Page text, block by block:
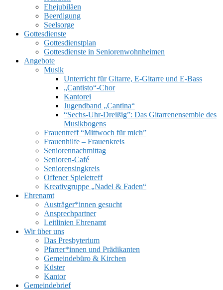
UMSCHALTEN
Ehejubiläen
Beerdigung
Seelsorge
Gottesdienste
Gottesdienstplan
Gottesdienste in Seniorenwohnheimen
Angebote
Musik
Unterricht für Gitarre, E‑Gitarre und E‑Bass
„Cantisto“-Chor
Kantorei
Jugendband „Cantina“
“Sechs-Uhr-Dreißig”: Das Gitarrenensemble des
Musikbogens
Frauentreff “Mittwoch für mich”
Frauenhilfe – Frauenkreis
Seniorennachmittag
Senioren-Café
Seniorensingkreis
Offener Spieletreff
Kreativgruppe „Nadel & Faden“
Ehrenamt
Austräger*innen gesucht
Ansprechpartner
Leitlinien Ehrenamt
Wir über uns
Das Presbyterium
Pfarrer*innen und Prädikanten
Gemeindebüro & Kirchen
Küster
Kantor
Gemeindebrief